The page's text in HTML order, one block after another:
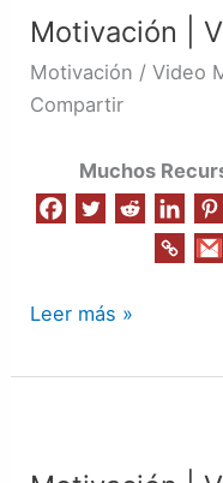
Motivación |
Motivación / Video
Compartir
Muchos
Video
5
Leer más »